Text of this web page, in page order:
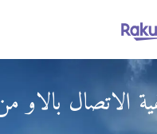
الاتصال بالاو